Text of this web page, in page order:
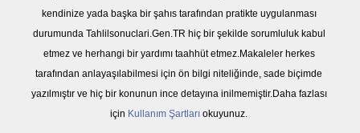
kendinize yada başka bir şahıs tarafından pratikte uygulanması
durumunda Tahlilsonuclari.Gen.TR hiç bir şekilde sorumluluk kabul
etmez ve herhangi bir yardımı taahhüt etmez.Makaleler herkes
tarafından anlayaşılabilmesi için ön bilgi niteliğinde, sade biçimde
yazılmıştır ve hiç bir konunun ince detayına inilmemiştir.Daha fazlası
için Kullanım Şartları okuyunuz.